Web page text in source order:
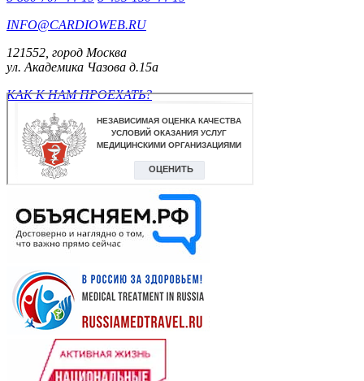
INFO@CARDIOWEB.RU
121552, город Москва
ул. Академика Чазова д.15а
КАК К НАМ ПРОЕХАТЬ?